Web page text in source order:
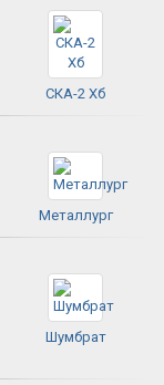
СКА-2 Хб
Металлург
Шумбрат